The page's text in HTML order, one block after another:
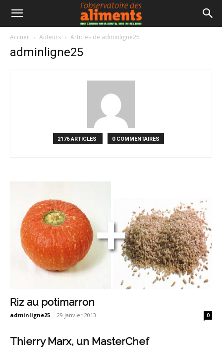
Accueil Auteurs Articles de adminligne25
adminligne25
2176 ARTICLES 0 COMMENTAIRES
Riz au potimarron
adminligne25 - 29 janvier 2013 0
Thierry Marx, un MasterChef